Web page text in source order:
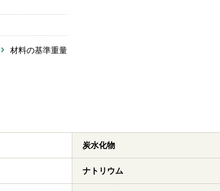
材料の基準重量
炭水化物
ナトリウム